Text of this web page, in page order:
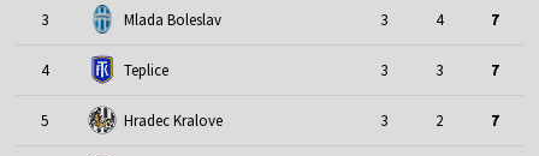
3 Mlada Boleslav 3 4 7
4 Teplice 3 3 7
5 Hradec Kralove 3 2 7